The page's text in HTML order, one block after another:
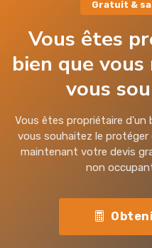
Gratuit &
Vous êtes
bien que
vous
Vous êtes propriétaire d'un
vous souhaitez le
maintenant votre devis
non